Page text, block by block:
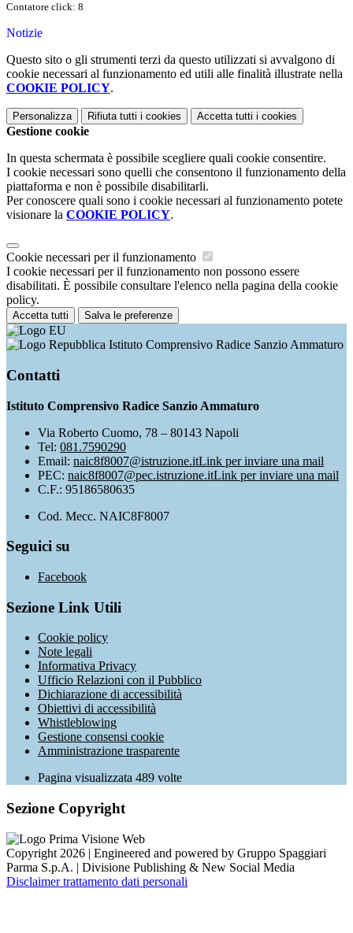
Contatore click: 8
Notizie
Questo sito o gli strumenti terzi da questo utilizzati si avvalgono di
cookie necessari al funzionamento ed utili alle finalità illustrate nella
COOKIE POLICY.
Personalizza Rifiuta tutti i cookies Accetta tutti i cookies
Gestione cookie
In questa schermata è possibile scegliere quali cookie consentire.
I cookie necessari sono quelli che consentono il funzionamento della
piattaforma e non è possibile disabilitarli.
Per conoscere quali sono i cookie necessari al funzionamento potete
visionare la COOKIE POLICY.
Cookie necessari per il funzionamento
I cookie necessari per il funzionamento non possono essere
disabilitati. È possibile consultare l'elenco nella pagina della cookie
policy.
Accetta tutti Salva le preferenze
Istituto Comprensivo Radice Sanzio Ammaturo
Contatti
Istituto Comprensivo Radice Sanzio Ammaturo
Via Roberto Cuomo, 78 – 80143 Napoli
Tel: 081.7590290
Email: naic8f8007@istruzione.itLink per inviare una mail
PEC: naic8f8007@pec.istruzione.itLink per inviare una mail
C.F.: 95186580635
Cod. Mecc. NAIC8F8007
Seguici su
Facebook
Sezione Link Utili
Cookie policy
Note legali
Informativa Privacy
Ufficio Relazioni con il Pubblico
Dichiarazione di accessibilità
Obiettivi di accessibilità
Whistleblowing
Gestione consensi cookie
Amministrazione trasparente
Pagina visualizzata 489 volte
Sezione Copyright
Copyright 2026 | Engineered and powered by Gruppo Spaggiari
Parma S.p.A. | Divisione Publishing & New Social Media
Disclaimer trattamento dati personali